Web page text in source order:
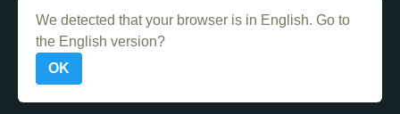
Méthode Rose Ernest Van De Velde
We detected that your browser is in English. Go to
the English version?
OK